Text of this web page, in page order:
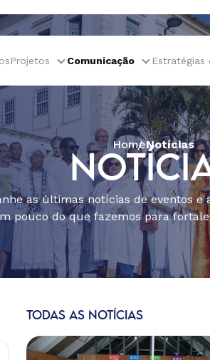
Projetos Comunicação Estratégias
HomeNotícias
as últimas notícias de eventos e
pouco do que fazemos para
TODAS AS NOTÍCIAS